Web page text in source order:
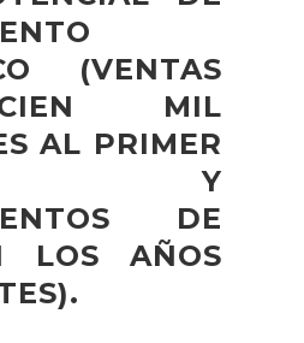
(VENTAS
MIL
AL PRIMER
Y
DE
LOS AÑOS